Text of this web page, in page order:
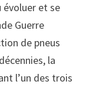
évoluer et se
Guerre
de pneus
la
l’un des trois